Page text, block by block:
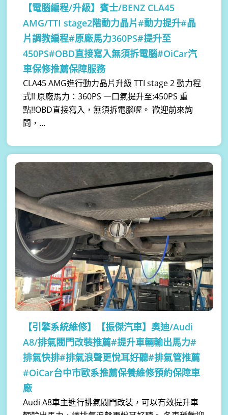
【電腦編程/升級】賓士/BENZ CLA45
AMG/TTI stage2階動力晶片#動力提升#晶
片調教編程#原廠馬力360PS#提升至
450PS#OBD直接寫入無須拆電腦#OiCar汽
車保修推薦保障服務
CLA45 AMG進行動力晶片升級 TTI stage 2 動力程
式!! 原廠馬力：360PS 一口氣提升至:450PS 重
點!!OBD直接寫入，無須拆電腦喔。 歡迎前來詢
問，...
【引擎系統維修】
【振傑汽車】奧迪/Audi
A8/排氣閥門改裝推薦#提升車輛輸出馬力#
排氣快排#排氣浪聲更悅耳好聽#排氣管推薦
#OiCar台中市歐系推薦保養維修預約保障車
廠
Audi A8車主進行排氣閥門改裝，可以有效提升車